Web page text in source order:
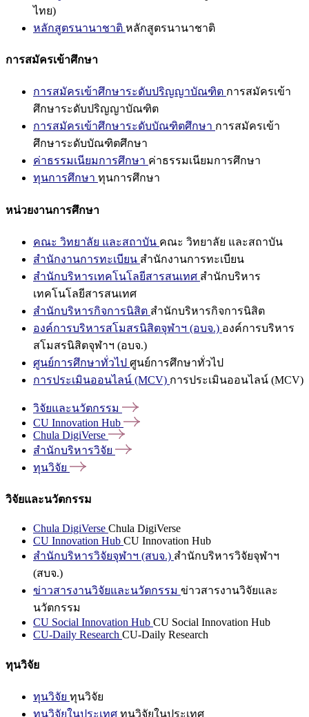
ไทย)
หลักสูตรนานาชาติ หลักสูตรนานาชาติ
การสมัครเข้าศึกษา
การสมัครเข้าศึกษาระดับปริญญาบัณฑิต การสมัครเข้า
ศึกษาระดับปริญญาบัณฑิต
การสมัครเข้าศึกษาระดับบัณฑิตศึกษา การสมัครเข้า
ศึกษาระดับบัณฑิตศึกษา
ค่าธรรมเนียมการศึกษา ค่าธรรมเนียมการศึกษา
ทุนการศึกษา ทุนการศึกษา
หน่วยงานการศึกษา
คณะ วิทยาลัย และสถาบัน คณะ วิทยาลัย และสถาบัน
สำนักงานการทะเบียน สำนักงานการทะเบียน
สำนักบริหารเทคโนโลยีสารสนเทศ สำนักบริหาร
เทคโนโลยีสารสนเทศ
สำนักบริหารกิจการนิสิต สำนักบริหารกิจการนิสิต
องค์การบริหารสโมสรนิสิตจุฬาฯ (อบจ.) องค์การบริหาร
สโมสรนิสิตจุฬาฯ (อบจ.)
ศูนย์การศึกษาทั่วไป ศูนย์การศึกษาทั่วไป
การประเมินออนไลน์ (MCV) การประเมินออนไลน์ (MCV)
วิจัยและนวัตกรรม
CU Innovation Hub
Chula DigiVerse
สำนักบริหารวิจัย
ทุนวิจัย
วิจัยและนวัตกรรม
Chula DigiVerse Chula DigiVerse
CU Innovation Hub CU Innovation Hub
สำนักบริหารวิจัยจุฬาฯ (สบจ.) สำนักบริหารวิจัยจุฬาฯ
(สบจ.)
ข่าวสารงานวิจัยและนวัตกรรม ข่าวสารงานวิจัยและ
นวัตกรรม
CU Social Innovation Hub CU Social Innovation Hub
CU-Daily Research CU-Daily Research
ทุนวิจัย
ทุนวิจัย ทุนวิจัย
ทุนวิจัยในประเทศ ทุนวิจัยในประเทศ